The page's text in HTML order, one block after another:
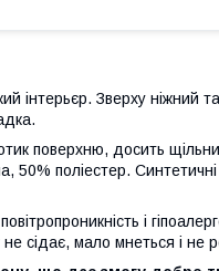
інтерьєр. Зверху ніжний
поверхню, досить
поліестер. Синтетичні
і
сідає, мало мнеться і не